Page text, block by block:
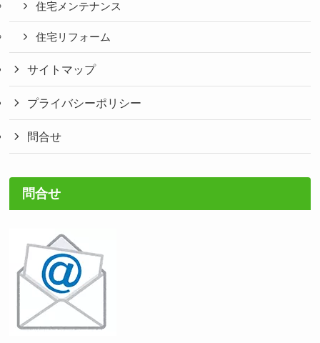
住宅メンテナンス
住宅リフォーム
サイトマップ
プライバシーポリシー
問合せ
問合せ